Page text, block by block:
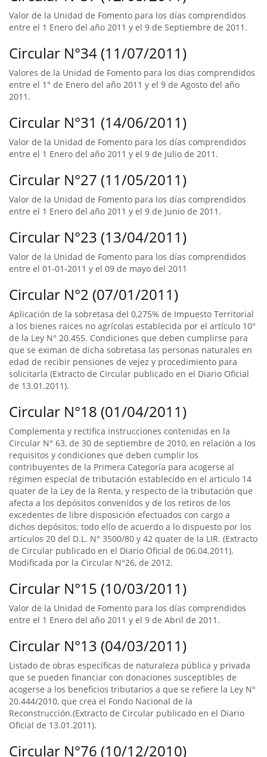
Valor de la Unidad de Fomento para los días comprendidos
entre el 1 Enero del año 2011 y el 9 de Septiembre de 2011.
Circular N°34 (11/07/2011)
Valores de la Unidad de Fomento para los dias comprendidos
entre el 1° de Enero del año 2011 y el 9 de Agosto del año
2011.
Circular N°31 (14/06/2011)
Valor de la Unidad de Fomento para los días comprendidos
entre el 1 Enero del año 2011 y el 9 de Julio de 2011.
Circular N°27 (11/05/2011)
Valor de la Unidad de Fomento para los días comprendidos
entre el 1 Enero del año 2011 y el 9 de Junio de 2011.
Circular N°23 (13/04/2011)
Valor de la Unidad de Fomento para los días comprendidos
entre el 01-01-2011 y el 09 de mayo del 2011
Circular N°2 (07/01/2011)
Aplicación de la sobretasa del 0,275% de Impuesto Territorial
a los bienes raices no agrícolas establecida por el artículo 10°
de la Ley N° 20.455. Condiciones que deben cumplirse para
que se eximan de dicha sobretasa las personas naturales en
edad de recibir pensiones de vejez y procedimiento para
solicitarla (Extracto de Circular publicado en el Diario Oficial
de 13.01.2011).
Circular N°18 (01/04/2011)
Complementa y rectifica instrucciones contenidas en la
Circular N° 63, de 30 de septiembre de 2010, en relación a los
requisitos y condiciones que deben cumplir los
contribuyentes de la Primera Categoría para acogerse al
régimen especial de tributación establecido en el articulo 14
quater de la Ley de la Renta, y respecto de la tributación que
afecta a los depósitos convenidos y de los retiros de los
excedentes de libre disposición efectuados con cargo a
dichos depósitos; todo ello de acuerdo a lo dispuesto por los
artículos 20 del D.L. N° 3500/80 y 42 quater de la LIR. (Extracto
de Circular publicado en el Diario Oficial de 06.04.2011).
Modificada por la Circular N°26, de 2012.
Circular N°15 (10/03/2011)
Valor de la Unidad de Fomento para los días comprendidos
entre el 1 Enero del año 2011 y el 9 de Abril de 2011.
Circular N°13 (04/03/2011)
Listado de obras específicas de naturaleza pública y privada
que se pueden financiar con donaciones susceptibles de
acogerse a los beneficios tributarios a que se refiere la Ley N°
20.444/2010, que crea el Fondo Nacional de la
Reconstrucción.(Extracto de Circular publicado en el Diario
Oficial de 13.01.2011).
Circular N°76 (10/12/2010)